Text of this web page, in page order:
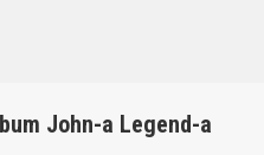
John-a Legend-a